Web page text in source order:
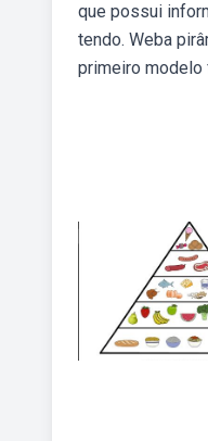
que possui
tendo. Weba
primeiro modelo